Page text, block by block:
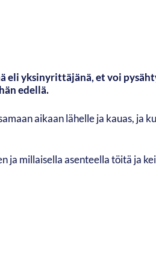
eli yksinyrittäjänä, et voi
edellä.
aikaan lähelle ja kauas, ja
ja millaisella asenteella töitä ja